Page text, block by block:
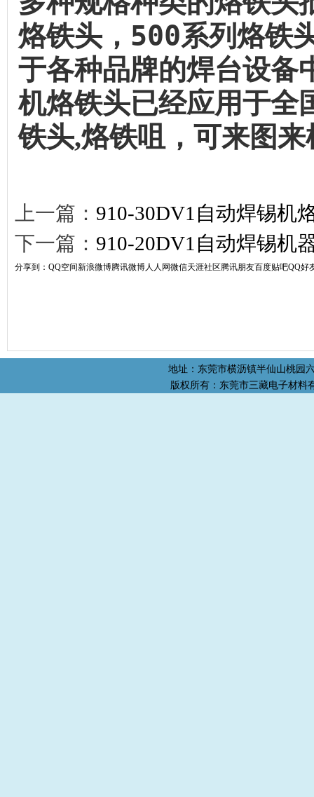
烙铁头，500系列烙铁
于各种品牌的焊台设备
机烙铁头已经应用于全
铁头,烙铁咀，可来图来
上一篇： 910-30DV1自动焊锡机
下一篇： 910-20DV1自动焊锡机
分享到： QQ空间新浪微博腾讯微博人人网微信天涯社区腾讯朋友百度贴吧QQ好
地址：东莞市横沥镇半仙山桃园
版权所有： 东莞市三藏电子材料